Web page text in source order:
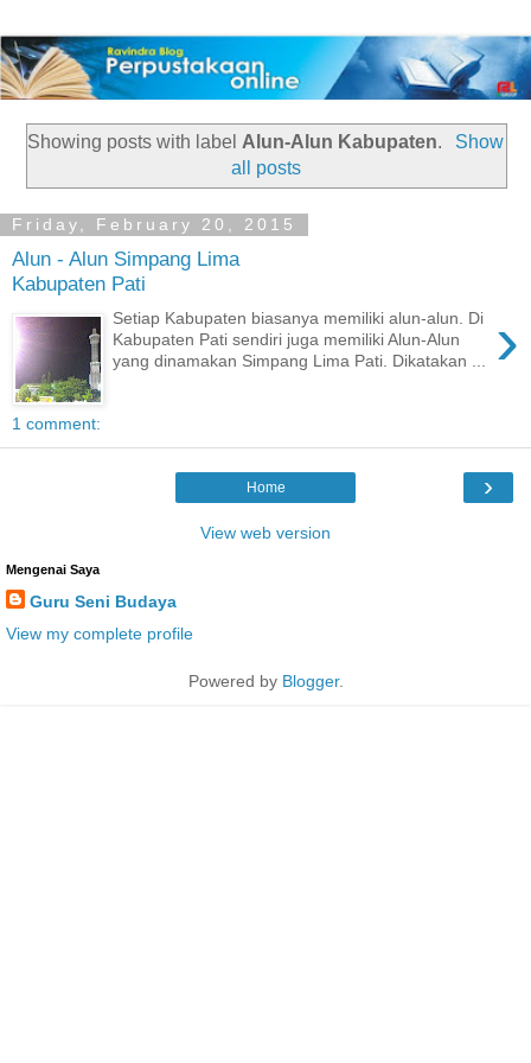
Showing posts with label Alun-Alun Kabupaten.
Show
all posts
Friday, February 20, 2015
Alun - Alun Simpang Lima
Kabupaten Pati
›
Setiap Kabupaten biasanya memiliki alun-alun. Di
Kabupaten Pati sendiri juga memiliki Alun-Alun
yang dinamakan Simpang Lima Pati. Dikatakan ...
1 comment:
›
Home
View web version
Mengenai Saya
Guru Seni Budaya
View my complete profile
Powered by Blogger.